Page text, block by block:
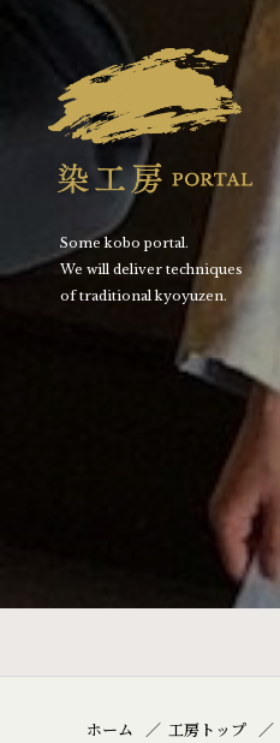
Some kobo portal.
We will deliver techniques
of traditional kyoyuzen.
ホーム 工房トップ